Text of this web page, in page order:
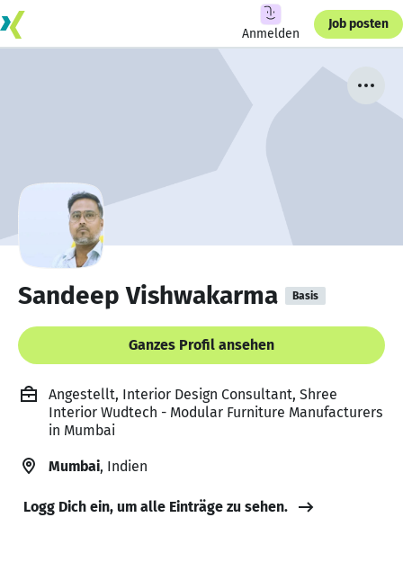
Anmelden
Job posten
Sandeep Vishwakarma Basis
Ganzes Profil ansehen
Angestellt, Interior Design Consultant, Shree
Interior Wudtech - Modular Furniture Manufacturers
in Mumbai
Mumbai, Indien
Logg Dich ein, um alle Einträge zu sehen.